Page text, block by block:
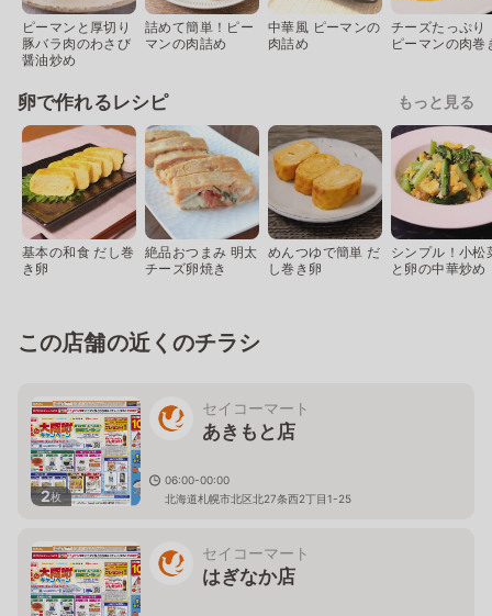
ピーマンと厚切り
豚バラ肉のわさび
醤油炒め
詰めて簡単！ピー
マンの肉詰め
中華風 ピーマンの
肉詰め
チーズたっぷり
ピーマンの肉巻
卵で作れるレシピ もっと見る
基本の和食 だし巻
き卵
絶品おつまみ 明太
チーズ卵焼き
めんつゆで簡単 だ
し巻き卵
シンプル！小松
と卵の中華炒め
この店舗の近くのチラシ
2枚
セイコーマート
あきもと店
06:00-00:00
北海道札幌市北区北27条西2丁目1-25
セイコーマート
はぎなか店